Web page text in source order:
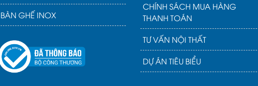
BÀN GHẾ INOX
CHÍNH SÁCH MUA HÀNG
THANH TOÁN
TƯ VẤN NỘI THẤT
DỰ ÁN TIÊU BIỂU